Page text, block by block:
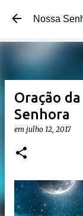
Nossa
Oração
Senhora
em julho 12, 2017